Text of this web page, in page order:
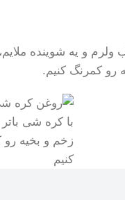
ولرم و یه
رو کمرنگ کنیم.
با کره شی
زخم و بخیه رو
کنیم